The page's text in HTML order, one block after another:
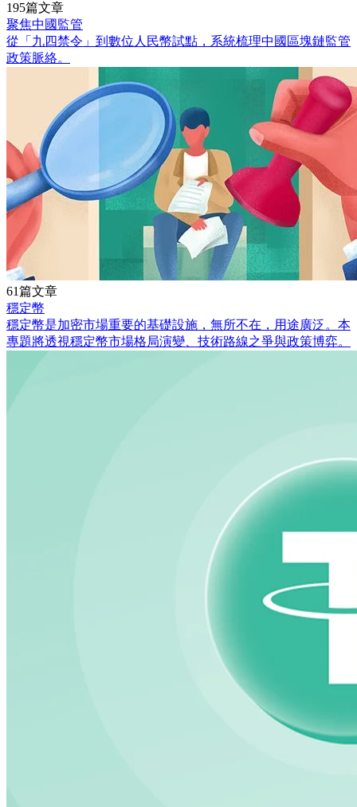
195篇文章
聚焦中國監管
從「九四禁令」到數位人民幣試點，系統梳理中國區塊鏈監管
政策脈絡。
61篇文章
穩定幣
穩定幣是加密市場重要的基礎設施，無所不在，用途廣泛。本
專題將透視穩定幣市場格局演變、技術路線之爭與政策博弈。